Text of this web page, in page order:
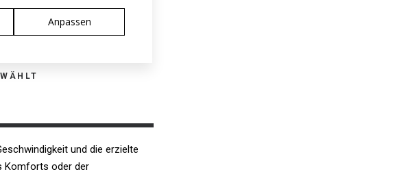
Anpassen
und die erzielte
Komforts oder der